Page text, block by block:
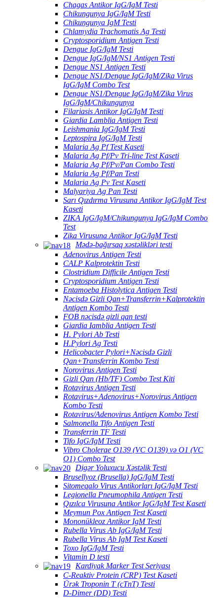
Chagas Antikor IgG/IgM Testi
Chikungunya IgG/IgM Testi
Chikungunya IgM Testi
Chlamydia Trachomatis Ag Testi
Cryptosporidium Antigen Testi
Dengue IgG/IgM Testi
Dengue IgG/IgM/NS1 Antigen Testi
Dengue NS1 Antigen Testi
Dengue NS1/Dengue IgG/IgM/Zika Virus
IgG/IgM Combo Test
Dengue NS1/Dengue IgG/IgM/Zika Virus
IgG/IgM/Chikungunya
Filariasis Antikor IgG/IgM Testi
Giardia Lamblia Antigen Testi
Leishmania IgG/IgM Testi
Leptospira IgG/IgM Testi
Malaria Ag Pf Test Kaseti
Malaria Ag Pf/Pv Tri-line Test Kaseti
Malaria Ag Pf/Pv/Pan Combo Testi
Malaria Ag Pf/Pan Testi
Malaria Ag Pv Test Kaseti
Malyariya Ag Pan Testi
Sarı Qızdırma Virusuna Antikor IgG/IgM Test
Kaseti
ZIKA IgG/IgM/Chikungunya IgG/IgM Combo
Test
Zika Virusuna Antikor IgG/IgM Testi
Mədə-bağırsaq xəstəlikləri testi
Adenovirus Antigen Testi
CALP Kalprotektin Testi
Clostridium Difficile Antigen Testi
Cryptosporidium Antigen Testi
Entamoeba Histolytica Antigen Testi
Nəcisdə Gizli Qan+Transferrin+Kalprotektin
Antigen Kombo Testi
FOB nəcisdə gizli qan testi
Giardia Iamblia Antigen Testi
H. Pylori Ab Testi
H.Pylori Ag Testi
Helicobacter Pylori+Nəcisdə Gizli
Qan+Transferrin Kombo Testi
Norovirus Antigen Testi
Gizli Qan (Hb/TF) Combo Test Kiti
Rotavirus Antigen Testi
Rotavirus+Adenovirus+Norovirus Antigen
Kombo Testi
Rotavirus/Adenovirus Antigen Kombo Testi
Salmonella Tifo Antigen Testi
Transferrin TF Testi
Tifo IgG/IgM Testi
Vibro Cholerae O139 (VC O139) və O1 (VC
O1) Combo Test
Digər Yoluxucu Xəstəlik Testi
Brusellyoz (Brusella) IgG/IgM Testi
Sitomeqalo Virus Antikorları IgG/IgM Testi
Legionella Pneumophila Antigen Testi
Qızılca Virusuna Antikor IgG/IgM Test Kaseti
Meymun Pox Antigen Test Kaseti
Mononükleoz Antikor IgM Testi
Rubella Virus Ab IgG/IgM Testi
Rubella Virus Ab IgM Test Kaseti
Toxo IgG/IgM Testi
Vitamin D testi
Kardiyak Marker Test Seriyası
C-Reaktiv Protein (CRP) Test Kaseti
Ürək Troponin T (cTnT) Testi
D-Dimer (DD) Testi